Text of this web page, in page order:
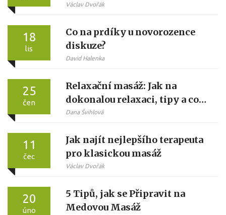
Václav Dvořák
18
lis
Co na prdíky u novorozence
diskuze?
David Halenka
25
čen
Relaxační masáž: Jak na
dokonalou relaxaci, tipy a co
očekávat
Dana Švihlová
11
čec
Jak najít nejlepšího terapeuta
pro klasickou masáž
Václav Dvořák
20
úno
5 Tipů, jak se Připravit na
Medovou Masáž